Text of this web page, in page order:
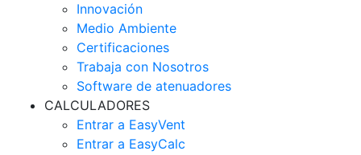
Innovación
Medio Ambiente
Certificaciones
Trabaja con Nosotros
Software de atenuadores
CALCULADORES
Entrar a EasyVent
Entrar a EasyCalc